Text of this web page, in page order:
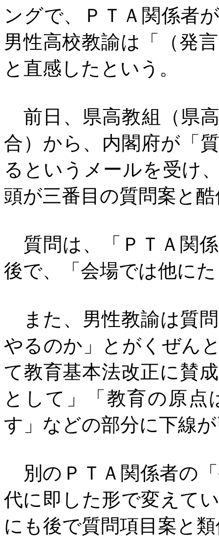
ングで、ＰＴＡ関係者
男性高校教諭は「（発
と直感したという。
前日、県高教組（県
合）から、内閣府が「
るというメールを受け
頭が三番目の質問案と
質問は、「ＰＴＡ関
後で、「会場では他に
また、男性教諭は質
やるのか」とがくぜん
て教育基本法改正に賛
として」「教育の原
す」などの部分に下線
別のＰＴＡ関係者の
代に即した形で変えて
にも後で質問項目案と